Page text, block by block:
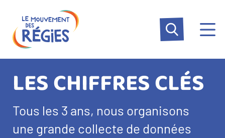
contenu
principal
LES CHIFFRES CLÉS
Texte
d’introduction
Tous les 3 ans, nous organisons
une grande collecte de données